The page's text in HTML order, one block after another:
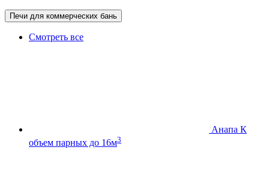
Печи для коммерческих бань
Смотреть все
Анапа К
объем парных до 16м3